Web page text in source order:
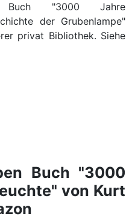
Buch "3000 Jahre
der Grubenlampe"
privat Bibliothek. Siehe
Buch "3000
" von Kurt